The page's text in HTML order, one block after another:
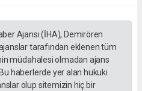
Ajansı (İHA), Demirören
tarafından eklenen tüm
müdahalesi olmadan ajans
haberlerde yer alan hukuki
olup sitemizin hiç bir